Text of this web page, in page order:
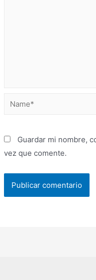
Guardar mi nombre,
vez que comente.